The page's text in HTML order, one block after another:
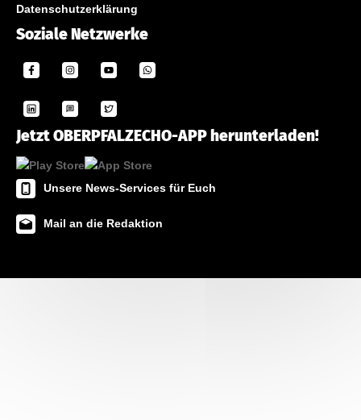
Datenschutzerklärung
Soziale Netzwerke
Jetzt OBERPFALZECHO-APP herunterladen!
Unsere News-Services für Euch
Mail an die Redaktion